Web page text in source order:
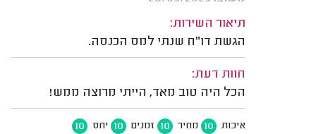
תיאור השירות:
הגשת דו"ח שנתי למס הכנסה.
חוות דעת:
הכל היה טוב מאד, הייתי מרוצה ממש!
איכות 10 מחיר 10 זמנים 10 יחס 10